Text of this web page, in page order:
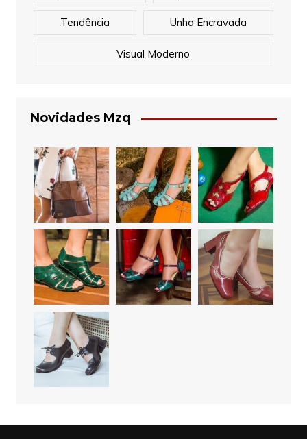
Tendência Unha Encravada
Visual Moderno
Novidades Mzq